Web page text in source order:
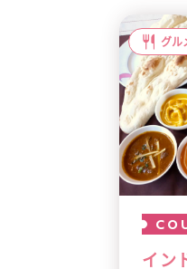
グル
イン